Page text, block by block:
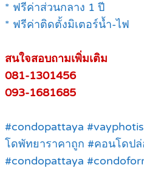
* ฟรีค่าส่วนกลาง 1 ปี
* ฟรีค่าติดตั้งมิเตอร์น้ำ-ไฟ
สนใจสอบถามเพิ่มเติม
081-1301456
093-1681685
#condopattaya
โดพัทยาราคาถูก #คอนโดป
#condopattaya